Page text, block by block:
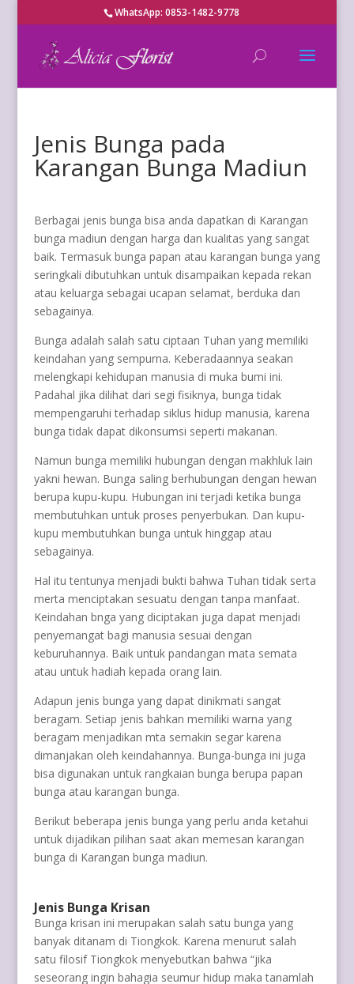
WhatsApp: 0853-1482-9778
Jenis Bunga pada
Karangan Bunga Madiun
Berbagai jenis bunga bisa anda dapatkan di Karangan
bunga madiun dengan harga dan kualitas yang sangat
baik. Termasuk bunga papan atau karangan bunga yang
seringkali dibutuhkan untuk disampaikan kepada rekan
atau keluarga sebagai ucapan selamat, berduka dan
sebagainya.
Bunga adalah salah satu ciptaan Tuhan yang memiliki
keindahan yang sempurna. Keberadaannya seakan
melengkapi kehidupan manusia di muka bumi ini.
Padahal jika dilihat dari segi fisiknya, bunga tidak
mempengaruhi terhadap siklus hidup manusia, karena
bunga tidak dapat dikonsumsi seperti makanan.
Namun bunga memiliki hubungan dengan makhluk lain
yakni hewan. Bunga saling berhubungan dengan hewan
berupa kupu-kupu. Hubungan ini terjadi ketika bunga
membutuhkan untuk proses penyerbukan. Dan kupu-
kupu membutuhkan bunga untuk hinggap atau
sebagainya.
Hal itu tentunya menjadi bukti bahwa Tuhan tidak serta
merta menciptakan sesuatu dengan tanpa manfaat.
Keindahan bnga yang diciptakan juga dapat menjadi
penyemangat bagi manusia sesuai dengan
keburuhannya. Baik untuk pandangan mata semata
atau untuk hadiah kepada orang lain.
Adapun jenis bunga yang dapat dinikmati sangat
beragam. Setiap jenis bahkan memiliki warna yang
beragam menjadikan mta semakin segar karena
dimanjakan oleh keindahannya. Bunga-bunga ini juga
bisa digunakan untuk rangkaian bunga berupa papan
bunga atau karangan bunga.
Berikut beberapa jenis bunga yang perlu anda ketahui
untuk dijadikan pilihan saat akan memesan karangan
bunga di Karangan bunga madiun.
Jenis Bunga Krisan
Bunga krisan ini merupakan salah satu bunga yang
banyak ditanam di Tiongkok. Karena menurut salah
satu filosif Tiongkok menyebutkan bahwa “jika
seseorang ingin bahagia seumur hidup maka tanamlah